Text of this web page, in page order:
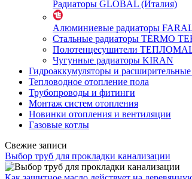
Радиаторы GLOBAL (Италия)
Алюминиевые радиаторы
Стальные радиаторы TERMO
Полотенцесушители
Чугунные радиаторы KIRAN
Гидроаккумуляторы и расширительные
Тепловодное отопление пола
Трубопроводы и фитинги
Монтаж систем отопления
Новинки отопления и вентиляции
Газовые котлы
Свежие записи
Выбор труб для прокладки канализации